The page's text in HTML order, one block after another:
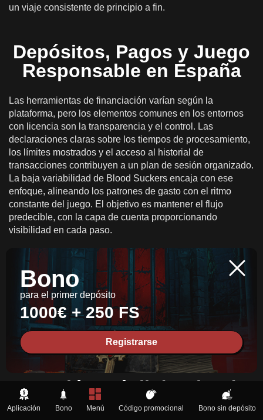
un viaje consistente de principio a fin.
Depósitos, Pagos y Juego
Responsable en España
Las herramientas de financiación varían según la
plataforma, pero los elementos comunes en los entornos
con licencia son la transparencia y el control. Las
declaraciones claras sobre los tiempos de procesamiento,
los límites mostrados y el acceso al historial de
transacciones contribuyen a un plan de sesión organizado.
La baja variabilidad de Blood Suckers encaja con ese
enfoque, alineando los patrones de gasto con el ritmo
constante del juego. El objetivo es mantener el flujo
predecible, con la capa de cuenta proporcionando
visibilidad en cada paso.
Admitimos entornos donde los límites de depósito, los
tiempos de espera y los períodos de enfriamiento
opcionales son visibles y fáciles de aplicar. Estas
herramientas complementan una sesión basada en visitas
frecuentes y actividad de funciones rutinarias. Juntos
ayudan a enmarcar el juego como un pasatiempo
mesurado que respeta los límites y mantiene el tono
tranquilo del juego en cualquier dispositivo u hora del día.
Versión móvil de Blood
Suckers
Bono
para el primer depósito
1000€ + 250 FS
Registrarse
Aplicación Bono Menú Código promocional Bono sin depósito